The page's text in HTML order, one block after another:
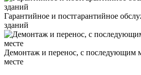
Гарантийное и постгарантийное
зданий
Демонтаж и перенос, с последующим
месте